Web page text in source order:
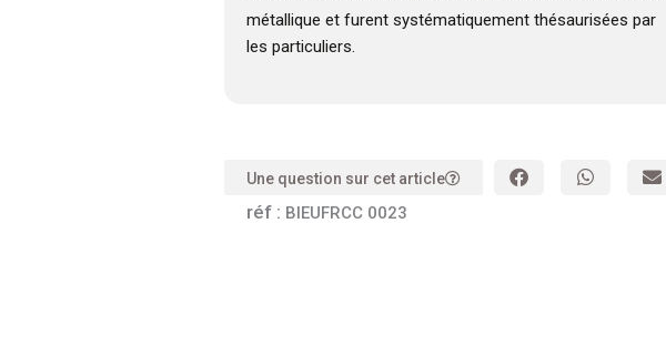
métallique et furent systématiquement thésaurisées par
les particuliers.
Une question sur cet article
réf : BIEUFRCC 0023